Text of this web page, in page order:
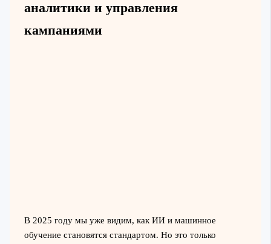
аналитики и управления
кампаниями
В 2025 году мы уже видим, как ИИ и машинное
обучение становятся стандартом. Но это только